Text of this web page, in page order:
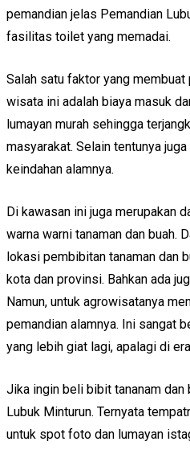
pemandian jelas Pemandian
fasilitas toilet yang memadai.
Salah satu faktor yang
wisata ini adalah biaya masuk
lumayan murah sehingga
masyarakat. Selain tentunya
keindahan alamnya.
Di kawasan ini juga merupakan
warna warni tanaman dan buah.
lokasi pembibitan tanaman dan
kota dan provinsi. Bahkan ada
Namun, untuk agrowisatanya
pemandian alamnya. Ini sangat
yang lebih giat lagi, apalagi di
Jika ingin beli bibit tananam dan
Lubuk Minturun. Ternyata
untuk spot foto dan lumayan